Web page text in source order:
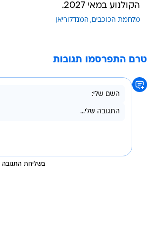
הקולנוע במאי 2027.
מלחמת הכוכבים המנדלוריאן
טרם התפרסמו תגובות
בשליחת התגובה